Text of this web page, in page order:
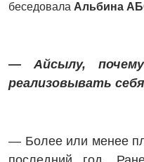
беседовала Альбина
— Айсылу,
реализовывать
— Более или менее